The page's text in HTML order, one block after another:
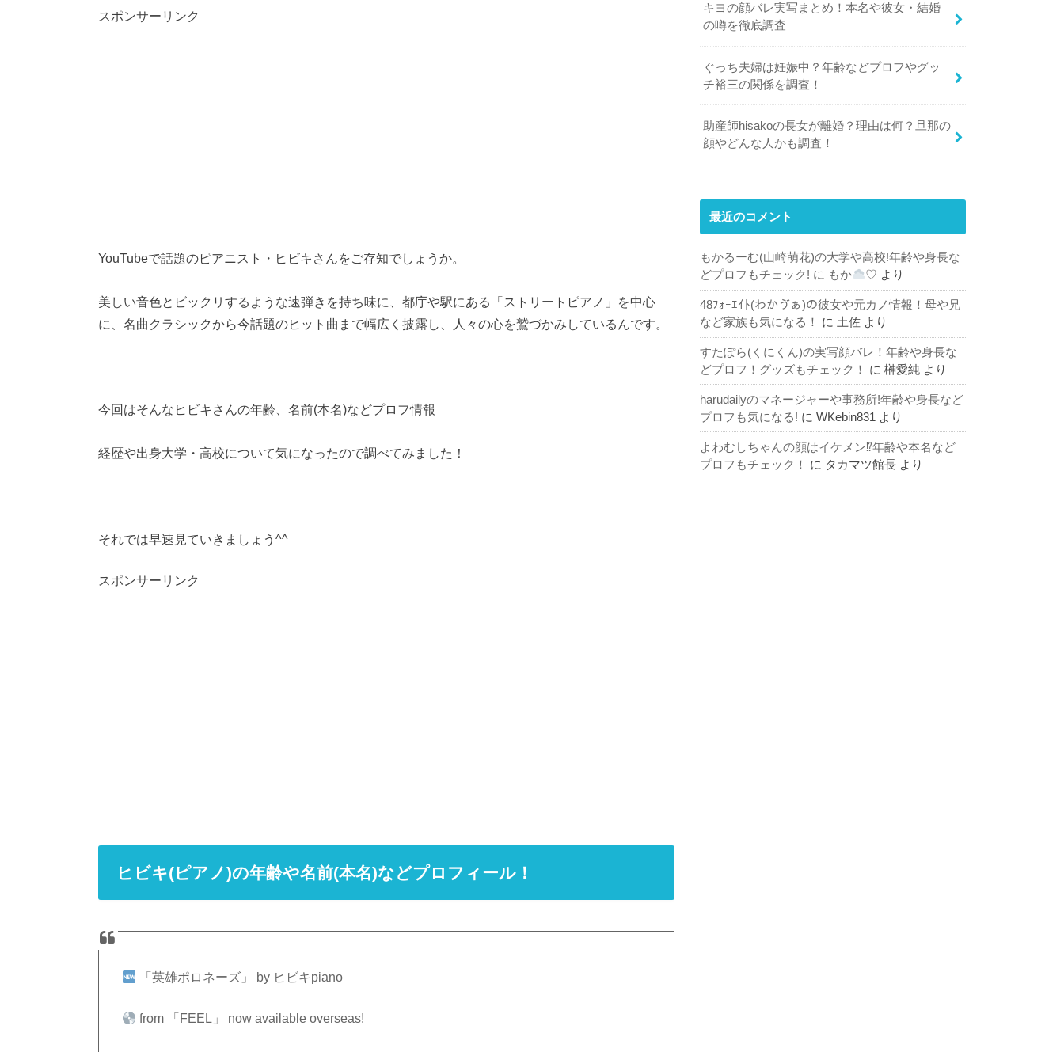
スポンサーリンク
YouTubeで話題のピアニスト・ヒビキさんをご存知でしょうか。
美しい音色とビックリするような速弾きを持ち味に、都庁や駅にある「ストリートピアノ」を中心
に、名曲クラシックから今話題のヒット曲まで幅広く披露し、人々の心を鷲づかみしているんです。
今回はそんなヒビキさんの年齢、名前(本名)などプロフ情報
経歴や出身大学・高校について気になったので調べてみました！
それでは早速見ていきましょう^^
スポンサーリンク
ヒビキ(ピアノ)の年齢や名前(本名)などプロフィール！
「英雄ポロネーズ」 by ヒビキpiano
from 「FEEL」 now available overseas!
キヨの顔バレ実写まとめ！本名や彼女・結婚
の噂を徹底調査
ぐっち夫婦は妊娠中？年齢などプロフやグッ
チ裕三の関係を調査！
助産師hisakoの長女が離婚？理由は何？旦那の
顔やどんな人かも調査！
最近のコメント
もかるーむ(山崎萌花)の大学や高校!年齢や身長な
どプロフもチェック! に もか ♡ より
48ﾌｫｰｴｲﾄ(わかゔぁ)の彼女や元カノ情報！母や兄
など家族も気になる！
に 土佐 より
すたぽら(くにくん)の実写顔バレ！年齢や身長な
どプロフ！グッズもチェック！
に 榊愛純 より
harudailyのマネージャーや事務所!年齢や身長など
プロフも気になる! に WKebin831 より
よわむしちゃんの顔はイケメン⁉年齢や本名など
プロフもチェック！
に タカマツ館長 より